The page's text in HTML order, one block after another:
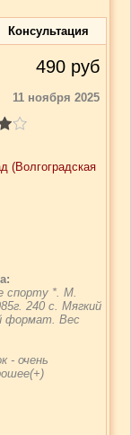
Консультация
490 руб
11 ноября 2025
(Волгоградская
спорту *. М.
240 с. Мягкий
формат. Вес
- очень